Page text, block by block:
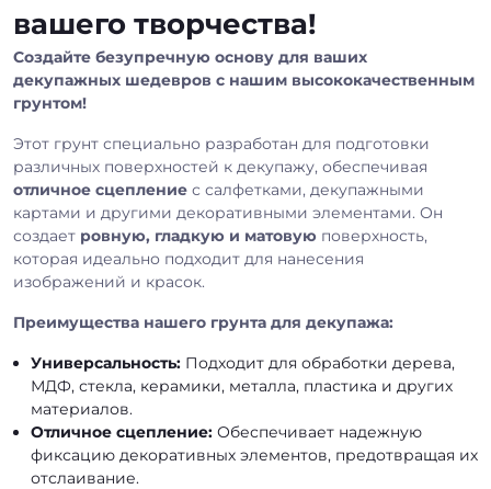
вашего творчества!
Создайте безупречную основу для ваших
декупажных шедевров с нашим высококачественным
грунтом!
Этот грунт специально разработан для подготовки
различных поверхностей к декупажу, обеспечивая
отличное сцепление с салфетками, декупажными
картами и другими декоративными элементами. Он
создает ровную, гладкую и матовую поверхность,
которая идеально подходит для нанесения
изображений и красок.
Преимущества нашего грунта для декупажа:
Универсальность: Подходит для обработки дерева,
МДФ, стекла, керамики, металла, пластика и других
материалов.
Отличное сцепление: Обеспечивает надежную
фиксацию декоративных элементов, предотвращая их
отслаивание.